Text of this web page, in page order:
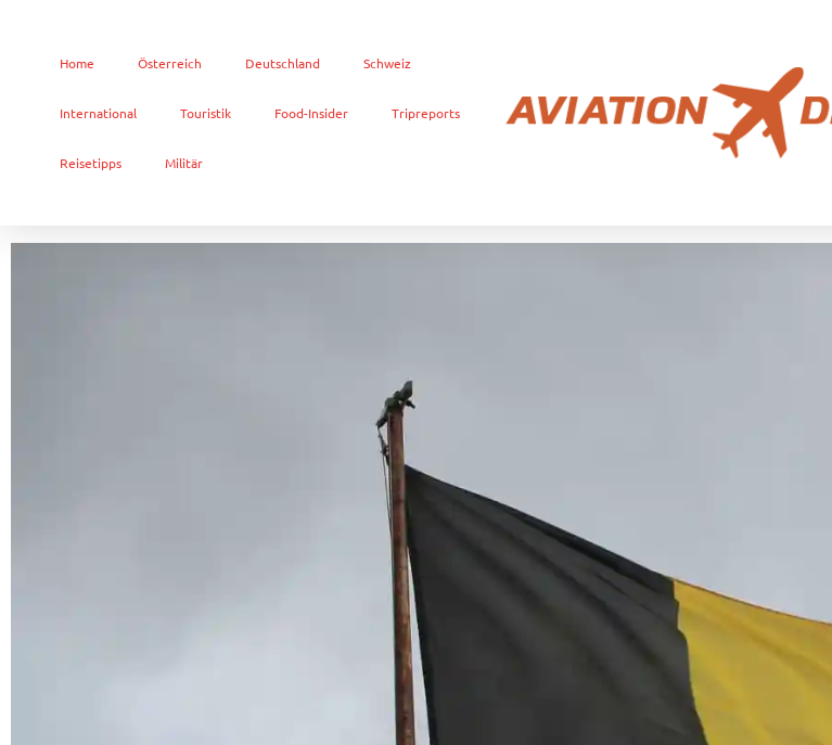
Home Österreich Deutschland Schweiz
International Touristik Food-Insider Tripreports
Reisetipps Militär